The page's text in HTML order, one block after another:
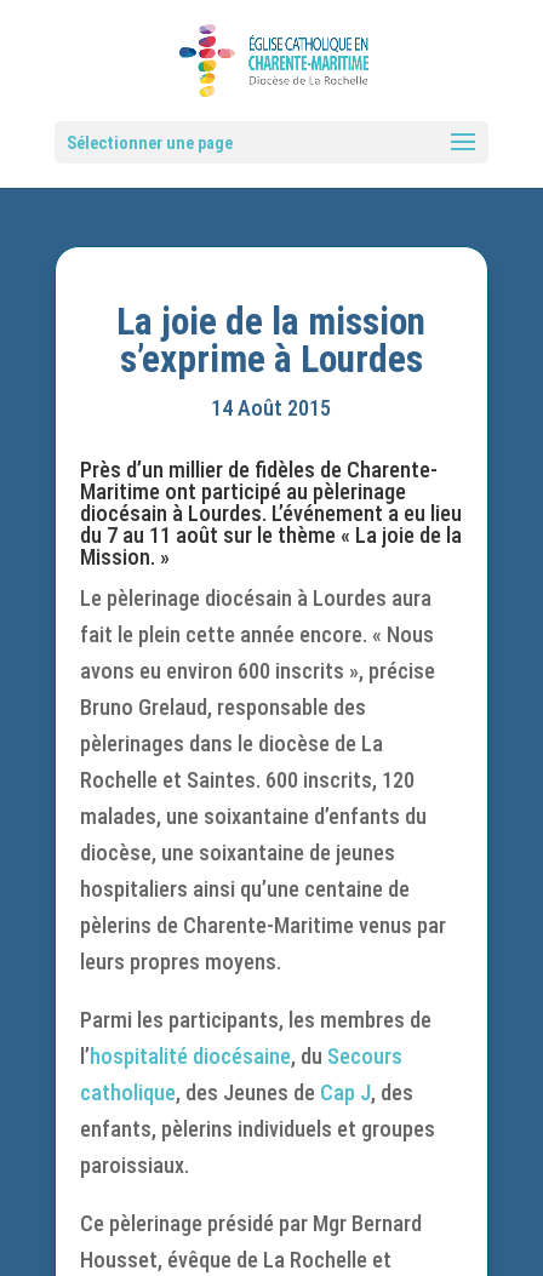
Sélectionner une page
La joie de la mission
s’exprime à Lourdes
14 Août 2015
Près d’un millier de fidèles de Charente-
Maritime ont participé au pèlerinage
diocésain à Lourdes. L’événement a eu lieu
du 7 au 11 août sur le thème « La joie de la
Mission. »
Le pèlerinage diocésain à Lourdes aura
fait le plein cette année encore. « Nous
avons eu environ 600 inscrits », précise
Bruno Grelaud, responsable des
pèlerinages dans le diocèse de La
Rochelle et Saintes. 600 inscrits, 120
malades, une soixantaine d’enfants du
diocèse, une soixantaine de jeunes
hospitaliers ainsi qu’une centaine de
pèlerins de Charente-Maritime venus par
leurs propres moyens.
Parmi les participants, les membres de
l’hospitalité diocésaine, du Secours
catholique, des Jeunes de Cap J, des
enfants, pèlerins individuels et groupes
paroissiaux.
Ce pèlerinage présidé par Mgr Bernard
Housset, évêque de La Rochelle et